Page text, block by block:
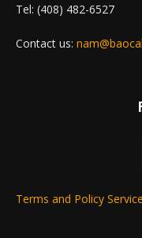
Tel: (408) 482-6527
Contact us:
Terms and Policy